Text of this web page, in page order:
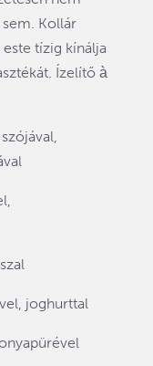
Kollár
tízig kínálja
Ízelítő à
joghurttal